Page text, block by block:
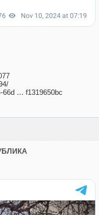
66d … f1319650bc